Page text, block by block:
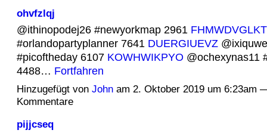
ohvfzlqj
@ithinopodej26 #newyorkmap 2961 FHMWDVGLKT
#orlandopartyplanner 7641 DUERGIUEVZ
#picoftheday 6107 KOWHWIKPYO @ochexynas11
4488… Fortfahren
Hinzugefügt von Johnam 2. Oktober 2019 um 6:23am
Kommentare
pijjcseq